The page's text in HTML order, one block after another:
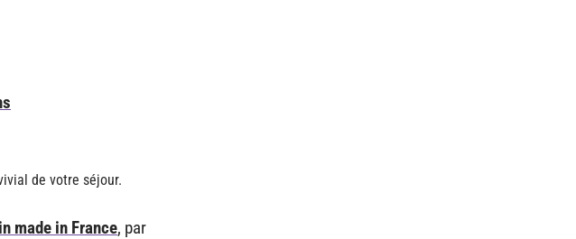
de votre séjour.
made in France, par